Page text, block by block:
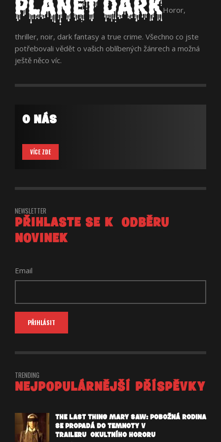
Horor,
thriller, noir, dark fantasy a true crime. Všechno co jste
potřebovali vědět o vašich oblíbených žánrech a možná
ještě něco víc.
O NÁS
VÍCE ZDE
NEWSLETTER
PŘIHLASTE SE K ODBĚRU
NOVINEK
Email
TRENDING
NEJPOPULÁRNĚJŠÍ PŘÍSPĚVKY
THE LAST THING MARY SAW: POBOŽNÁ RODINA
SE PROPADÁ DO TEMNOTY V
TRAILERU OKULTNÍHO HORORU